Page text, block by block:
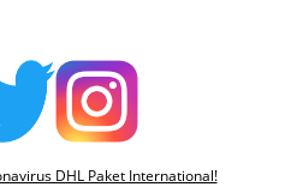
DHL Paket International!